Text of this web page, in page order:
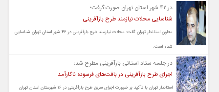
در ۴۲ شهر استان تهران صورت گرفت؛
شناسایی محلات نیازمند طرح بازآفرینی
معاون استاندار تهران گفت: محلات نیازمند طرح بازآفرینی در ۴۲ شهر استان تهران شناسایی
شده است.
در جلسه ستاد استانی بازآفرینی مطرح شد؛
اجرای طرح بازآفرینی در بافت‌های فرسوده ناکارآمد
استاندار تهران با تأکید بر ضرورت اجرای سریع طرح بازآفرینی در ۱۶ شهرستان استان تهران